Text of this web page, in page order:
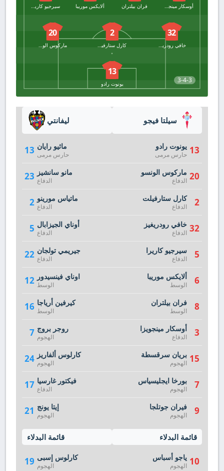
3-4-3
أوسكار مينجويزا فران بيلتران ألايكس موريبا سيرجيو كاريرا
32
2
20
ماركوس الونسو
13
يونوت رادو
ليفانتي
13 ماثيو رايان
حارس مرمى
23 مانو سانشيز
الدفاع
2 ماتياس مورينو
الدفاع
5 أوناي الجيزابال
الدفاع
22 جيريمي تولجان
الدفاع
12 اوناي فينسيدور
الوسط
16 كيرفين أرياجا
الوسط
7 روجر بروج
الهجوم
24 كارلوس ألفاريز
الهجوم
17 فيكتور غارسيا
الدفاع
21 إيتا يونج
الهجوم
قائمة البدلاء
19 كارلوس إسبى
الهجوم
سيلتا فيجو
13 يونوت رادو
حارس مرمى
20 ماركوس الونسو
الدفاع
2 كارل ستارفيلت
الدفاع
32 خافي رودريغيز
الدفاع
5 سيرجيو كاريرا
الدفاع
6 ألايكس موريبا
الوسط
8 فران بيلتران
الوسط
3 أوسكار مينجويزا
الدفاع
15 بريان سرقسطة
الهجوم
7 بورخا ايجليسياس
الهجوم
9 فيران جوتلجا
الهجوم
قائمة البدلاء
10 ياجو أسباس
الهجوم